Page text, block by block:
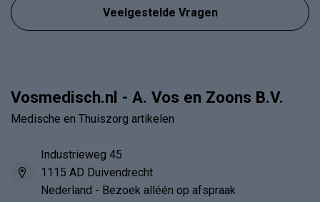
Veelgestelde Vragen
Vosmedisch.nl - A. Vos en Zoons B.V.
Medische en Thuiszorg artikelen
Industrieweg 45
1115 AD Duivendrecht
Nederland - Bezoek alléén op afspraak